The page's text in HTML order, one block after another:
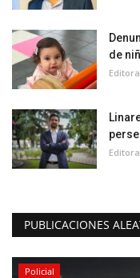
de
Editora
Editora
PUBLICACIONES
Policial